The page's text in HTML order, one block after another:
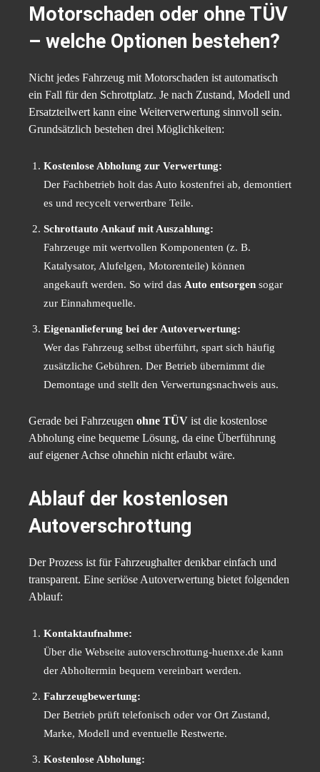
Motorschaden oder ohne TÜV
– welche Optionen bestehen?
Nicht jedes Fahrzeug mit Motorschaden ist automatisch
ein Fall für den Schrottplatz. Je nach Zustand, Modell und
Ersatzteilwert kann eine Weiterverwertung sinnvoll sein.
Grundsätzlich bestehen drei Möglichkeiten:
Kostenlose Abholung zur Verwertung:
Der Fachbetrieb holt das Auto kostenfrei ab, demontiert
es und recycelt verwertbare Teile.
Schrottauto Ankauf mit Auszahlung:
Fahrzeuge mit wertvollen Komponenten (z. B.
Katalysator, Alufelgen, Motorenteile) können
angekauft werden. So wird das Auto entsorgen sogar
zur Einnahmequelle.
Eigenanlieferung bei der Autoverwertung:
Wer das Fahrzeug selbst überführt, spart sich häufig
zusätzliche Gebühren. Der Betrieb übernimmt die
Demontage und stellt den Verwertungsnachweis aus.
Gerade bei Fahrzeugen ohne TÜV ist die kostenlose
Abholung eine bequeme Lösung, da eine Überführung
auf eigener Achse ohnehin nicht erlaubt wäre.
Ablauf der kostenlosen
Autoverschrottung
Der Prozess ist für Fahrzeughalter denkbar einfach und
transparent. Eine seriöse Autoverwertung bietet folgenden
Ablauf:
Kontaktaufnahme:
Über die Webseite autoverschrottung-huenxe.de kann
der Abholtermin bequem vereinbart werden.
Fahrzeugbewertung:
Der Betrieb prüft telefonisch oder vor Ort Zustand,
Marke, Modell und eventuelle Restwerte.
Kostenlose Abholung: